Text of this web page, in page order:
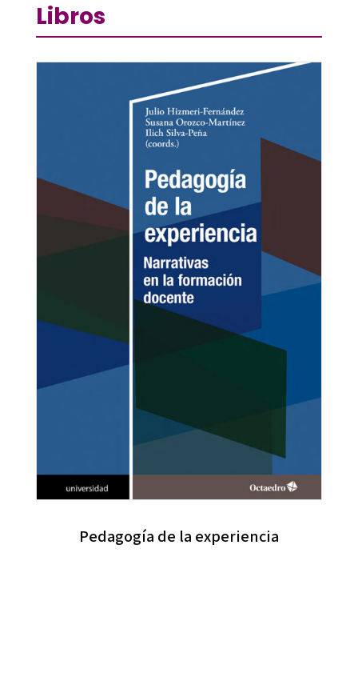
Libros
Pedagogía de la experiencia